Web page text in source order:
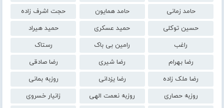
حامد زمانی
حامد همایون
حجت اشرف زاده
حسین توکلی
حمید عسکری
حمید هیراد
راغب
رامین بی باک
رستاک
رضا بهرام
رضا شیری
رضا صادقی
رضا ملک زاده
رضا یزدانی
روزبه بمانی
روزبه حصاری
روزبه نعمت الهی
زانیار خسروی